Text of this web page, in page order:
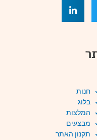
חנות
בלוג
המלצות
מבצעים
תקנון האתר